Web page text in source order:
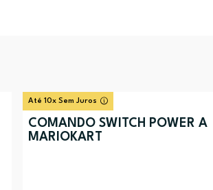
Até 10x Sem Juros
COMANDO SWITCH POWER A
MARIOKART